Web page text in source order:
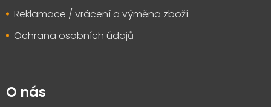
Reklamace / vrácení a výměna zboží
Ochrana osobních údajů
O nás